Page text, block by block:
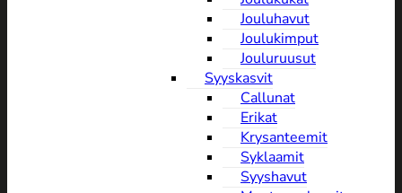
Jouluhavut
Joulukimput
Jouluruusut
Syyskasvit
Callunat
Erikat
Krysanteemit
Syklaamit
Syyshavut